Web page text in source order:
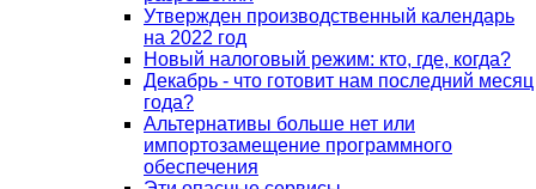
Утвержден производственный календарь
на 2022 год
Новый налоговый режим: кто, где, когда?
Декабрь - что готовит нам последний месяц
года?
Альтернативы больше нет или
импортозамещение программного
обеспечения